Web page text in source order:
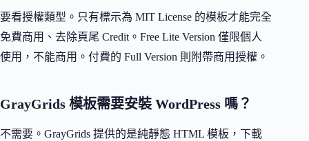
要看授權類型。只有標示為 MIT License 的模板才能完全
免費商用、去除頁尾 Credit。Free Lite Version 僅限個人
使用，不能商用。付費的 Full Version 則附帶商用授權。
GrayGrids 模板需要安裝 WordPress 嗎？
不需要。GrayGrids 提供的是純靜態 HTML 模板，下載